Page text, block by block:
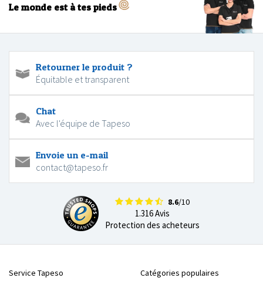
Le monde est à tes pieds
Retourner le produit ?
Équitable et transparent
Chat
Avec l'équipe de Tapeso
Envoie un e-mail
contact@tapeso.fr
8.6/10
1.316 Avis
Protection des acheteurs
Service Tapeso
Catégories populaires